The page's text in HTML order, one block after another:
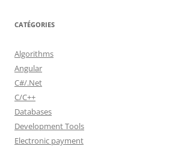
CATÉGORIES
Algorithms
Angular
C#/.Net
C/C++
Databases
Development Tools
Electronic payment